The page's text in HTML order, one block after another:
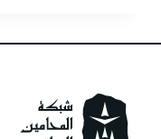
متاحاً
تمييزي
يوضح